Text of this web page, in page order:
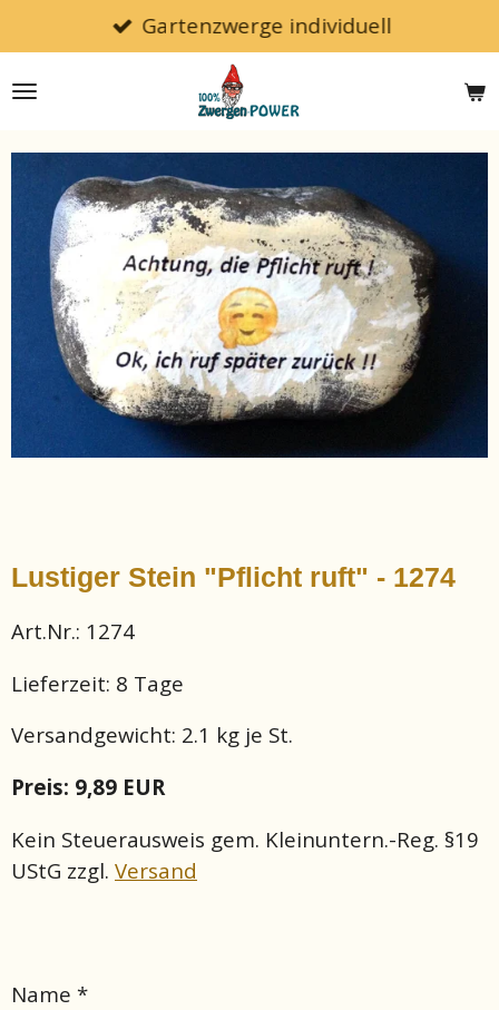
Hauptinhalt
springen
Gartenzwerge individuell
Lustiger Stein "Pflicht ruft" - 1274
Art.Nr.: 1274
Lieferzeit: 8 Tage
Versandgewicht: 2.1 kg je St.
Preis: 9,89 EUR
Kein Steuerausweis gem. Kleinuntern.-Reg. §19
UStG zzgl. Versand
Name *